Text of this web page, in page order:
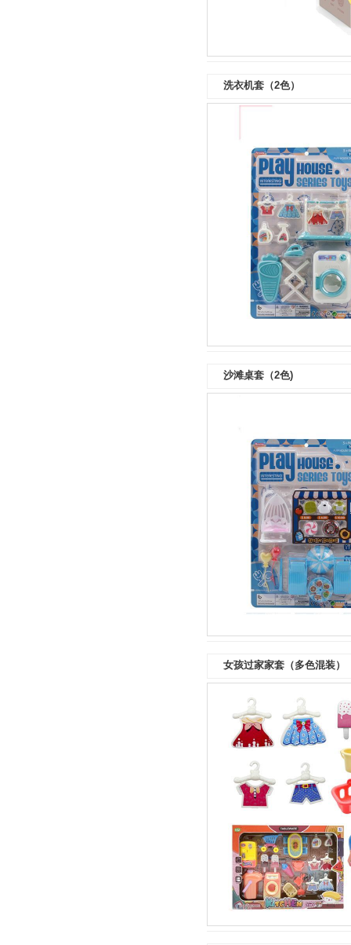
洗衣机套（2色）
沙滩桌套（2色)
女孩过家家套（多色混装）